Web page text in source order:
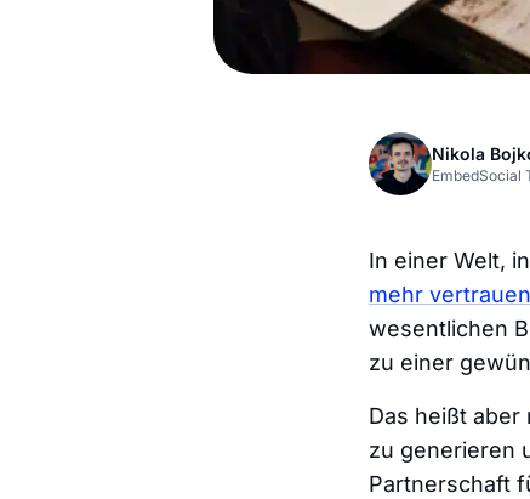
Nikola
EmbedSocial
In einer Welt,
mehr
wesentlichen
zu einer
Das heißt aber
zu generieren
Partnerschaft